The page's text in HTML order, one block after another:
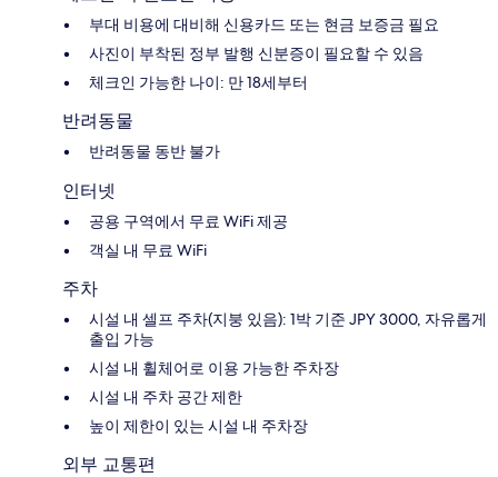
부대 비용에 대비해 신용카드 또는 현금 보증금 필요
사진이 부착된 정부 발행 신분증이 필요할 수 있음
체크인 가능한 나이: 만 18세부터
반려동물
반려동물 동반 불가
인터넷
공용 구역에서 무료 WiFi 제공
객실 내 무료 WiFi
주차
시설 내 셀프 주차(지붕 있음): 1박 기준 JPY 3000, 자유롭게
출입 가능
시설 내 휠체어로 이용 가능한 주차장
시설 내 주차 공간 제한
높이 제한이 있는 시설 내 주차장
외부 교통편